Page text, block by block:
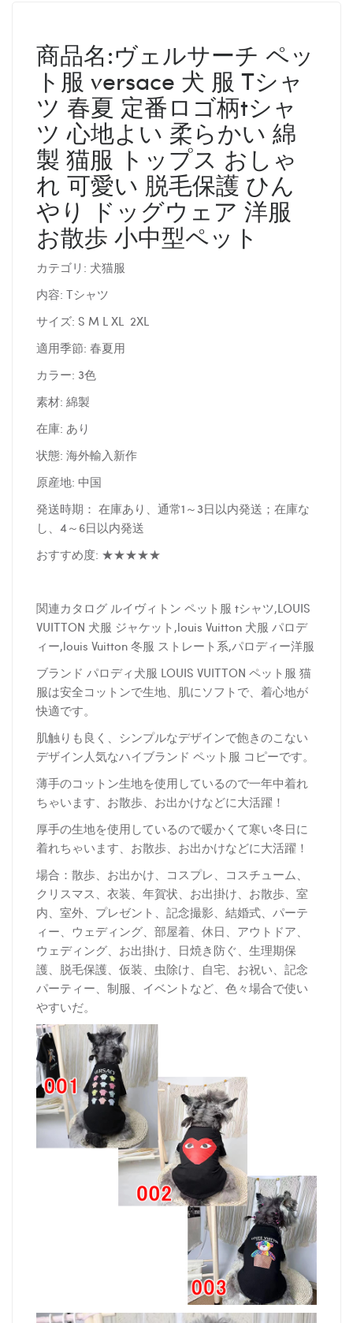
商品名:ヴェルサーチ ペッ
ト服 versace 犬 服 Tシャ
ツ 春夏 定番ロゴ柄tシャ
ツ 心地よい 柔らかい 綿
製 猫服 トップス おしゃ
れ 可愛い 脱毛保護 ひん
やり ドッグウェア 洋服
お散歩 小中型ペット
カテゴリ: 犬猫服
内容: Tシャツ
サイズ: S M L XL 2XL
適用季節: 春夏用
カラー: 3色
素材: 綿製
在庫: あり
状態: 海外輸入新作
原産地: 中国
発送時期： 在庫あり、通常1～3日以内発送；在庫な
し、4～6日以内発送
おすすめ度: ★★★★★
関連カタログ ルイヴィトン ペット服 tシャツ,LOUIS
VUITTON 犬服 ジャケット,louis Vuitton 犬服 パロデ
ィー,louis Vuitton 冬服 ストレート系,パロディー洋服
ブランド パロディ犬服 LOUIS VUITTON ペット服 猫
服は安全コットンで生地、肌にソフトで、着心地が
快適です。
肌触りも良く、シンプルなデザインで飽きのこない
デザイン人気なハイブランド ペット服 コピーです。
薄手のコットン生地を使用しているので一年中着れ
ちゃいます、お散歩、お出かけなどに大活躍！
厚手の生地を使用しているので暖かくて寒い冬日に
着れちゃいます、お散歩、お出かけなどに大活躍！
場合：散歩、お出かけ、コスプレ、コスチューム、
クリスマス、衣装、年賀状、お出掛け、お散歩、室
内、室外、プレゼント、記念撮影、結婚式、パーテ
ィー、ウェディング、部屋着、休日、アウトドア、
ウェディング、お出掛け、日焼き防ぐ、生理期保
護、脱毛保護、仮装、虫除け、自宅、お祝い、記念
パーティー、制服、イベントなど、色々場合で使い
やすいだ。